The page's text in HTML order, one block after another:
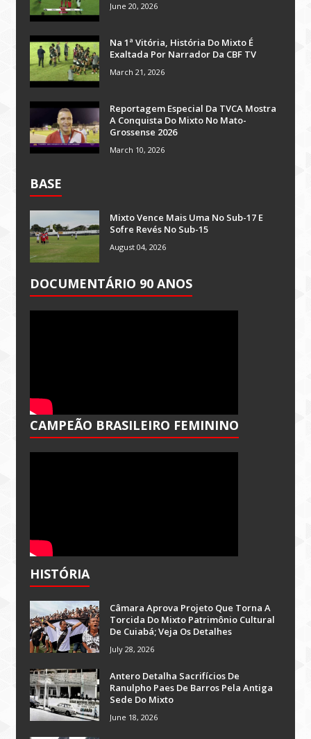
June 20, 2026
Na 1ª Vitória, História Do Mixto É
Exaltada Por Narrador Da CBF TV
March 21, 2026
Reportagem Especial Da TVCA Mostra
A Conquista Do Mixto No Mato-
Grossense 2026
March 10, 2026
BASE
Mixto Vence Mais Uma No Sub-17 E
Sofre Revés No Sub-15
August 04, 2026
DOCUMENTÁRIO 90 ANOS
CAMPEÃO BRASILEIRO FEMININO
HISTÓRIA
Câmara Aprova Projeto Que Torna A
Torcida Do Mixto Patrimônio Cultural
De Cuiabá; Veja Os Detalhes
July 28, 2026
Antero Detalha Sacrifícios De
Ranulpho Paes De Barros Pela Antiga
Sede Do Mixto
June 18, 2026